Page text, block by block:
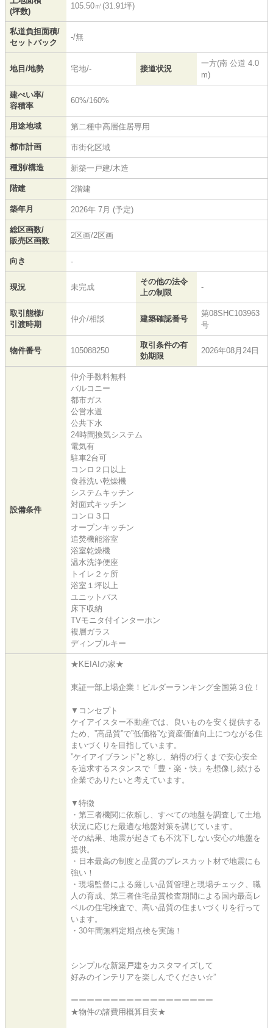
(坪数)
105.50㎡(31.91坪)
私道負担面積/
セットバック
-/無
地目/地勢 宅地/- 接道状況
一方(南 公道 4.0
m)
建ぺい率/
容積率
60%/160%
用途地域 第二種中高層住居専用
都市計画 市街化区域
種別/構造 新築一戸建/木造
階建 2階建
築年月 2026年 7月 (予定)
総区画数/
販売区画数
2区画/2区画
向き -
現況 未完成
その他の法令
上の制限
-
取引態様/
引渡時期
仲介/相談 建築確認番号
第08SHC103963
号
物件番号 105088250
取引条件の有
効期限
2026年08月24日
設備条件
仲介手数料無料
バルコニー
都市ガス
公営水道
公共下水
24時間換気システム
電気有
駐車2台可
コンロ２口以上
食器洗い乾燥機
システムキッチン
対面式キッチン
コンロ３口
オープンキッチン
追焚機能浴室
浴室乾燥機
温水洗浄便座
トイレ２ヶ所
浴室１坪以上
ユニットバス
床下収納
TVモニタ付インターホン
複層ガラス
ディンプルキー
★KEIAIの家★
東証一部上場企業！ビルダーランキング全国第３位！
▼コンセプト
ケイアイスター不動産では、良いものを安く提供する
ため、”高品質”で”低価格”な資産価値向上につながる住
まいづくりを目指しています。
”ケイアイブランド”と称し、納得の行くまで安心安全
を追求するスタンスで「豊・楽・快」を想像し続ける
企業でありたいと考えています。
▼特徴
・第三者機関に依頼し、すべての地盤を調査して土地
状況に応じた最適な地盤対策を講じています。
その結果、地震が起きても不沈下しない安心の地盤を
提供。
・日本最高の制度と品質のプレスカット材で地震にも
強い！
・現場監督による厳しい品質管理と現場チェック、職
人の育成、第三者住宅品質検査期間による国内最高レ
ベルの住宅検査で、高い品質の住まいづくりを行って
います。
・30年間無料定期点検を実施！
シンプルな新築戸建をカスタマイズして
好みのインテリアを楽しんでください☆”
ーーーーーーーーーーーーーーーーーー
★物件の諸費用概算目安★